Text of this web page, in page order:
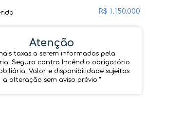
R$ 1.150.000
Atenção
taxas a serem informados pela
Seguro contra Incêndio obrigatório
Valor e disponibilidade sujeitos
a alteração sem aviso prévio.''